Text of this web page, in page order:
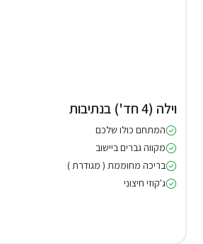
וילה (4 חד') בנתיבות
המתחם כולו שלכם
מקווה גברים ביישוב
בריכה מחוממת ( מגודרת )
ג'קוזי חיצוני